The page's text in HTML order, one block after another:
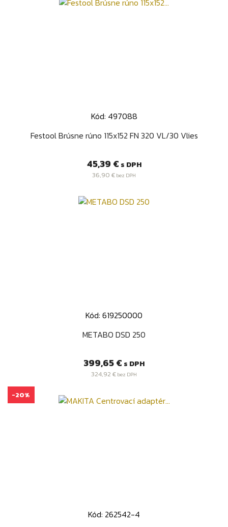
Kód: 497088
Festool Brúsne rúno 115x152 FN 320 VL/30 Vlies
Cena
45,39 € s DPH
36,90 € bez DPH
Kód: 619250000
METABO DSD 250
Cena
399,65 € s DPH
324,92 € bez DPH
Kód: 262542-4
-20%